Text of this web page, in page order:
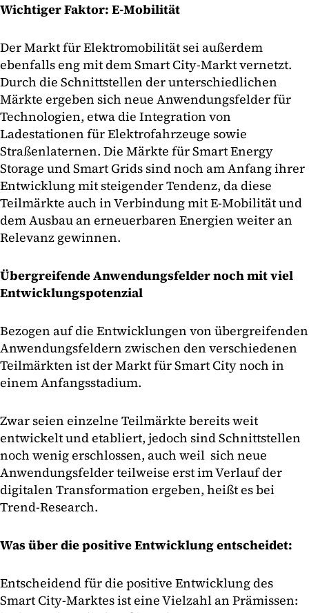
Wichtiger Faktor: E-Mobilität
Der Markt für Elektromobilität sei außerdem
ebenfalls eng mit dem Smart City-Markt vernetzt.
Durch die Schnittstellen der unterschiedlichen
Märkte ergeben sich neue Anwendungsfelder für
Technologien, etwa die Integration von
Ladestationen für Elektrofahrzeuge sowie
Straßenlaternen. Die Märkte für Smart Energy
Storage und Smart Grids sind noch am Anfang ihrer
Entwicklung mit steigender Tendenz, da diese
Teilmärkte auch in Verbindung mit E-Mobilität und
dem Ausbau an erneuerbaren Energien weiter an
Relevanz gewinnen.
Übergreifende Anwendungsfelder noch mit viel
Entwicklungspotenzial
Bezogen auf die Entwicklungen von übergreifenden
Anwendungsfeldern zwischen den verschiedenen
Teilmärkten ist der Markt für Smart City noch in
einem Anfangsstadium.
Zwar seien einzelne Teilmärkte bereits weit
entwickelt und etabliert, jedoch sind Schnittstellen
noch wenig erschlossen, auch weil sich neue
Anwendungsfelder teilweise erst im Verlauf der
digitalen Transformation ergeben, heißt es bei
Trend-Research.
Was über die positive Entwicklung entscheidet:
Entscheidend für die positive Entwicklung des
Smart City-Marktes ist eine Vielzahl an Prämissen: